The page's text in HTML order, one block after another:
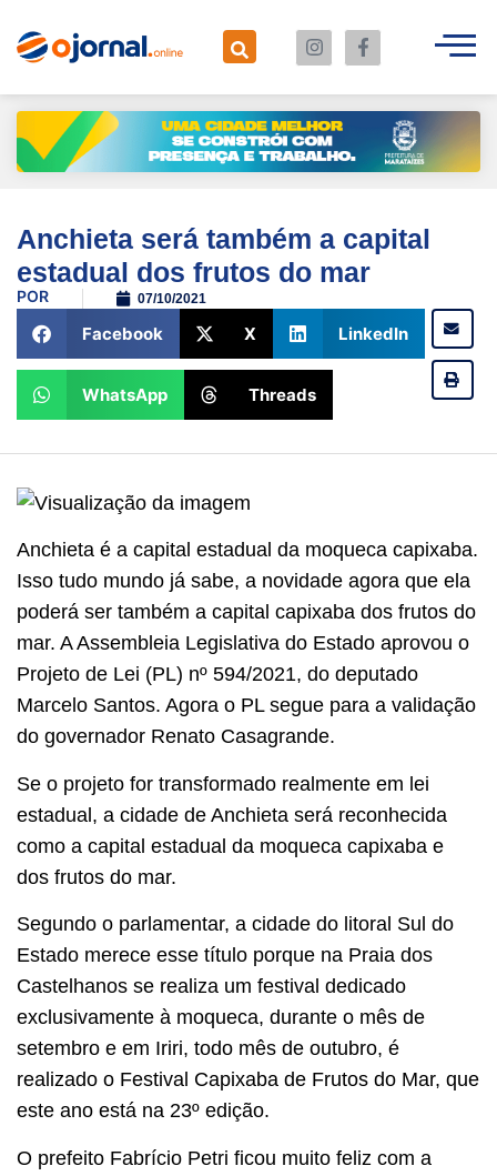
Anchieta será também a capital
estadual dos frutos do mar
POR 07/10/2021
Facebook X LinkedIn
WhatsApp Threads
Anchieta é a capital estadual da moqueca capixaba.
Isso tudo mundo já sabe, a novidade agora que ela
poderá ser também a capital capixaba dos frutos do
mar. A Assembleia Legislativa do Estado aprovou o
Projeto de Lei (PL) nº 594/2021, do deputado
Marcelo Santos. Agora o PL segue para a validação
do governador Renato Casagrande.
Se o projeto for transformado realmente em lei
estadual, a cidade de Anchieta será reconhecida
como a capital estadual da moqueca capixaba e
dos frutos do mar.
Segundo o parlamentar, a cidade do litoral Sul do
Estado merece esse título porque na Praia dos
Castelhanos se realiza um festival dedicado
exclusivamente à moqueca, durante o mês de
setembro e em Iriri, todo mês de outubro, é
realizado o Festival Capixaba de Frutos do Mar, que
este ano está na 23º edição.
O prefeito Fabrício Petri ficou muito feliz com a